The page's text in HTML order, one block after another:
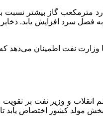
نفت از بهبود قابل توجه در تأمین سوخت نیروگاه‌ها خبر
نفت اطمینان می‌دهد
و وزیر نفت بر تقویت
مولد کشور اختصاص یابد